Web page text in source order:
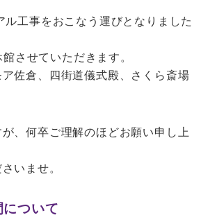
工事をおこなう運びとなりました
させていただきます。
佐倉、四街道儀式殿、さくら斎場
、何卒ご理解のほどお願い申し上
いませ。
ついて